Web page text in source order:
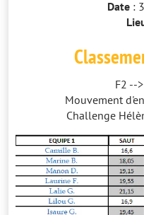
Date :
F2 -->
Mouvement
Challenge